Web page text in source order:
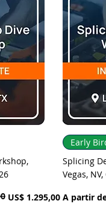
US$ 1.295,00
Early
Splicing
Vegas,
A partir
Preço
Preço